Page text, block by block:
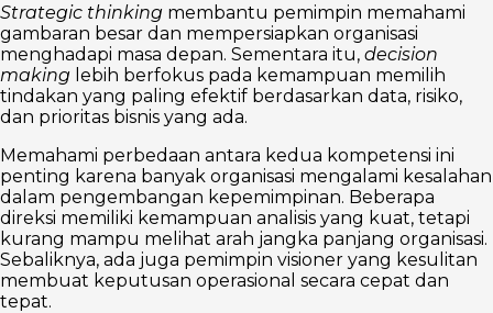
Strategic thinking membantu pemimpin memahami
gambaran besar dan mempersiapkan organisasi
menghadapi masa depan. Sementara itu, decision
making lebih berfokus pada kemampuan memilih
tindakan yang paling efektif berdasarkan data, risiko,
dan prioritas bisnis yang ada.
Memahami perbedaan antara kedua kompetensi ini
penting karena banyak organisasi mengalami kesalahan
dalam pengembangan kepemimpinan. Beberapa
direksi memiliki kemampuan analisis yang kuat, tetapi
kurang mampu melihat arah jangka panjang organisasi.
Sebaliknya, ada juga pemimpin visioner yang kesulitan
membuat keputusan operasional secara cepat dan
tepat.